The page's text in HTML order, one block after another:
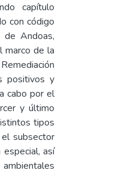
capítulo
con código
de Andoas,
marco de la
positivos y
cabo por el
y último
tipos
subsector
así